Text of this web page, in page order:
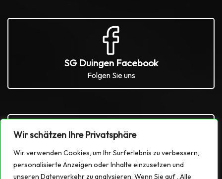
Wir schätzen Ihre Privatsphäre
Wir verwenden Cookies, um Ihr Surferlebnis zu verbessern,
personalisierte Anzeigen oder Inhalte einzusetzen und
unseren Datenverkehr zu analysieren. Wenn Sie auf „Alle
SG Duingen Facebook
Folgen Sie uns
SG Duingen Instagram
Folgen Sie uns